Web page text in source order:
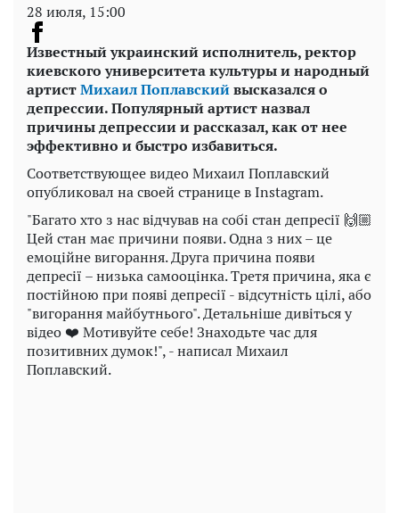
28 июля, 15:00
Известный украинский исполнитель, ректор
киевского университета культуры и народный
артистМихаил Поплавскийвысказался о
депрессии. Популярный артист назвал
причины депрессии и рассказал, как от нее
эффективно и быстро избавиться.
Соответствующее видео Михаил Поплавский
опубликовал на своей странице в Instagram.
"Багато хто з нас відчував на собі стан депресії 🙌🏼
Цей стан має причини появи. Одна з них – це
емоційне вигорання. Друга причина появи
депресії – низька самооцінка. Третя причина, яка є
постійною при появі депресії - відсутність цілі, або
"вигорання майбутнього". Детальніше дивіться у
відео ❤️ Мотивуйте себе! Знаходьте час для
позитивних думок!", - написал Михаил
Поплавский.